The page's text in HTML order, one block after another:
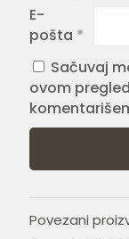
E-
pošta *
Sačuvaj
ovom
Povezani